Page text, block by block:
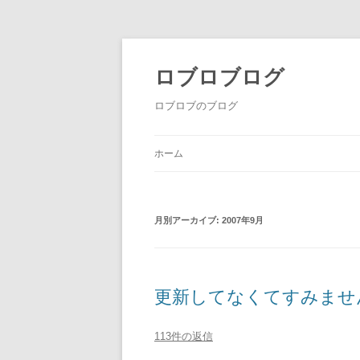
ロブロブログ
ロブロブのブログ
ホーム
月別アーカイブ: 2007年9月
更新してなくてすみませ
113件の返信